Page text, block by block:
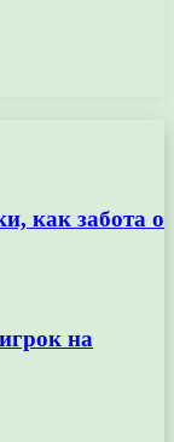
как забота о
на